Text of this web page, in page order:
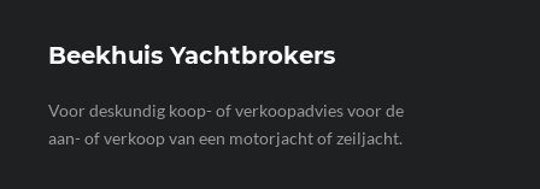
Beekhuis Yachtbrokers
Voor deskundig koop- of verkoopadvies voor de
aan- of verkoop van een motorjacht of zeiljacht.